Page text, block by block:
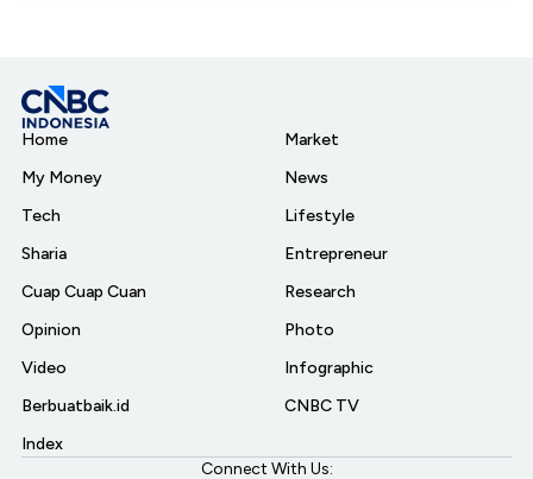
Home
My Money
Tech
Sharia
Cuap Cuap Cuan
Opinion
Video
Berbuatbaik.id
Index
Market
News
Lifestyle
Entrepreneur
Research
Photo
Infographic
CNBC TV
Connect With Us: